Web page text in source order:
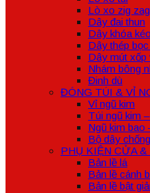
Lò xo zig zag
Dây đai thun
Dây khóa kéo
Dây thép
Dây mút xốp
Nhám bông
Đinh dù
ĐÓNG TÚI & VỈ
Vỉ ngũ kim
Túi ngũ kim
Ngũ kim bao
Bộ dây
PHỤ KIỆN CỬA
Bản lề lá
Bản lề cánh
Bản lề bật